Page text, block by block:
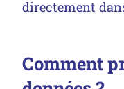
directement
Comment